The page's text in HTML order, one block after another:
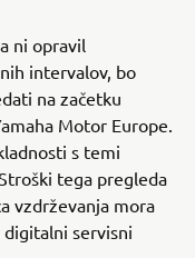
ni opravil
intervalov, bo
na začetku
Motor Europe.
s temi
tega pregleda
vzdrževanja mora
servisni